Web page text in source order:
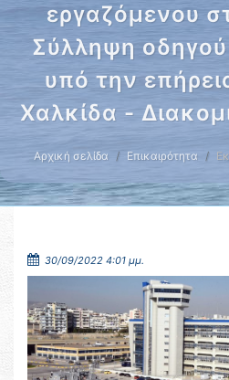
εργαζόμενου
Σύλληψη
υπό την
Χαλκίδα -
Αρχική σελίδα Επικαιρότητα
30/09/2022 4:01 μμ.